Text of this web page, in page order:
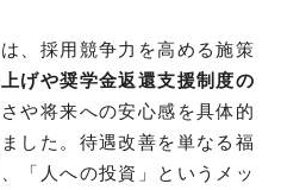
、採用競争力を高める施策
げや奨学金返還支援制度の
や将来への安心感を具体的
した。待遇改善を単なる福
「人への投資」というメッ